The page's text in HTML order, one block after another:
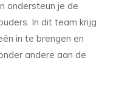
ondersteun je de
In dit team krijg
in te brengen en
andere aan de